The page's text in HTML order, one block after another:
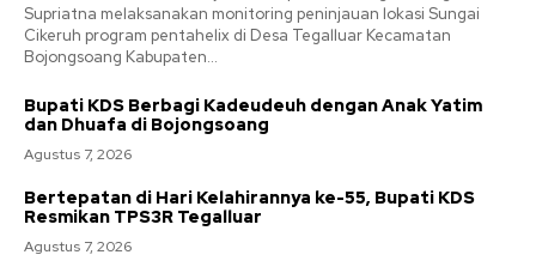
Supriatna melaksanakan monitoring peninjauan lokasi Sungai
Cikeruh program pentahelix di Desa Tegalluar Kecamatan
Bojongsoang Kabupaten...
Bupati KDS Berbagi Kadeudeuh dengan Anak Yatim
dan Dhuafa di Bojongsoang
Agustus 7, 2026
Bertepatan di Hari Kelahirannya ke-55, Bupati KDS
Resmikan TPS3R Tegalluar
Agustus 7, 2026